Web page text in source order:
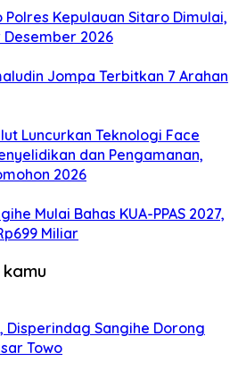
Kepulauan Sitaro Dimulai,
2026
Jompa Terbitkan 7 Arahan
Luncurkan Teknologi Face
dan Pengamanan,
2026
Mulai Bahas KUA-PPAS 2027,
Miliar
Disperindag Sangihe Dorong
Towo